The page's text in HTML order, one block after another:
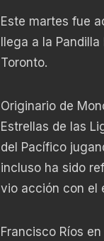
Este martes fue
llega a la
Toronto.
Originario de
Estrellas de las
del Pacífico
incluso ha sido
vio acción con el
Francisco Ríos